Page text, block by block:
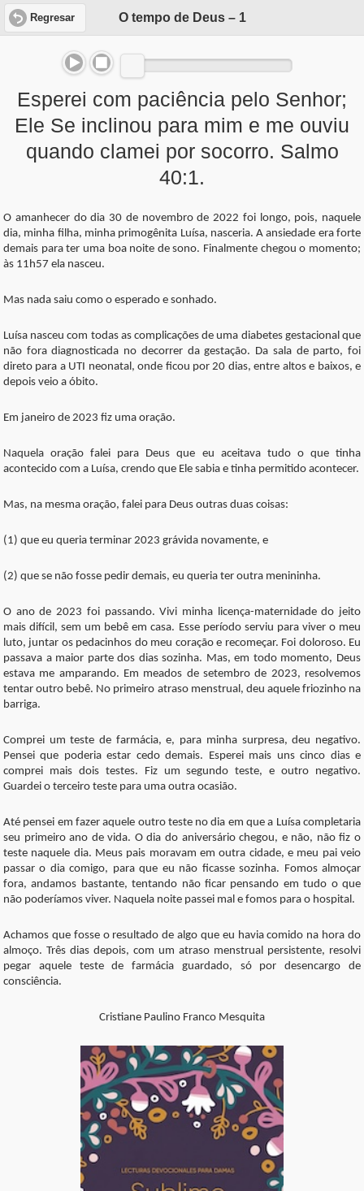
Regresar O tempo de Deus – 1
Esperei com paciência pelo Senhor;
Ele Se inclinou para mim e me ouviu
quando clamei por socorro. Salmo
40:1.
O amanhecer do dia 30 de novembro de 2022 foi longo, pois, naquele
dia, minha filha, minha primogênita Luísa, nasceria. A ansiedade era forte
demais para ter uma boa noite de sono. Finalmente chegou o momento;
às 11h57 ela nasceu.
Mas nada saiu como o esperado e sonhado.
Luísa nasceu com todas as complicações de uma diabetes gestacional que
não fora diagnosticada no decorrer da gestação. Da sala de parto, foi
direto para a UTI neonatal, onde ficou por 20 dias, entre altos e baixos, e
depois veio a óbito.
Em janeiro de 2023 fiz uma oração.
Naquela oração falei para Deus que eu aceitava tudo o que tinha
acontecido com a Luísa, crendo que Ele sabia e tinha permitido acontecer.
Mas, na mesma oração, falei para Deus outras duas coisas:
(1) que eu queria terminar 2023 grávida novamente, e
(2) que se não fosse pedir demais, eu queria ter outra menininha.
O ano de 2023 foi passando. Vivi minha licença-maternidade do jeito
mais difícil, sem um bebê em casa. Esse período serviu para viver o meu
luto, juntar os pedacinhos do meu coração e recomeçar. Foi doloroso. Eu
passava a maior parte dos dias sozinha. Mas, em todo momento, Deus
estava me amparando. Em meados de setembro de 2023, resolvemos
tentar outro bebê. No primeiro atraso menstrual, deu aquele friozinho na
barriga.
Comprei um teste de farmácia, e, para minha surpresa, deu negativo.
Pensei que poderia estar cedo demais. Esperei mais uns cinco dias e
comprei mais dois testes. Fiz um segundo teste, e outro negativo.
Guardei o terceiro teste para uma outra ocasião.
Até pensei em fazer aquele outro teste no dia em que a Luísa completaria
seu primeiro ano de vida. O dia do aniversário chegou, e não, não fiz o
teste naquele dia. Meus pais moravam em outra cidade, e meu pai veio
passar o dia comigo, para que eu não ficasse sozinha. Fomos almoçar
fora, andamos bastante, tentando não ficar pensando em tudo o que
não poderíamos viver. Naquela noite passei mal e fomos para o hospital.
Achamos que fosse o resultado de algo que eu havia comido na hora do
almoço. Três dias depois, com um atraso menstrual persistente, resolvi
pegar aquele teste de farmácia guardado, só por desencargo de
consciência.
Cristiane Paulino Franco Mesquita